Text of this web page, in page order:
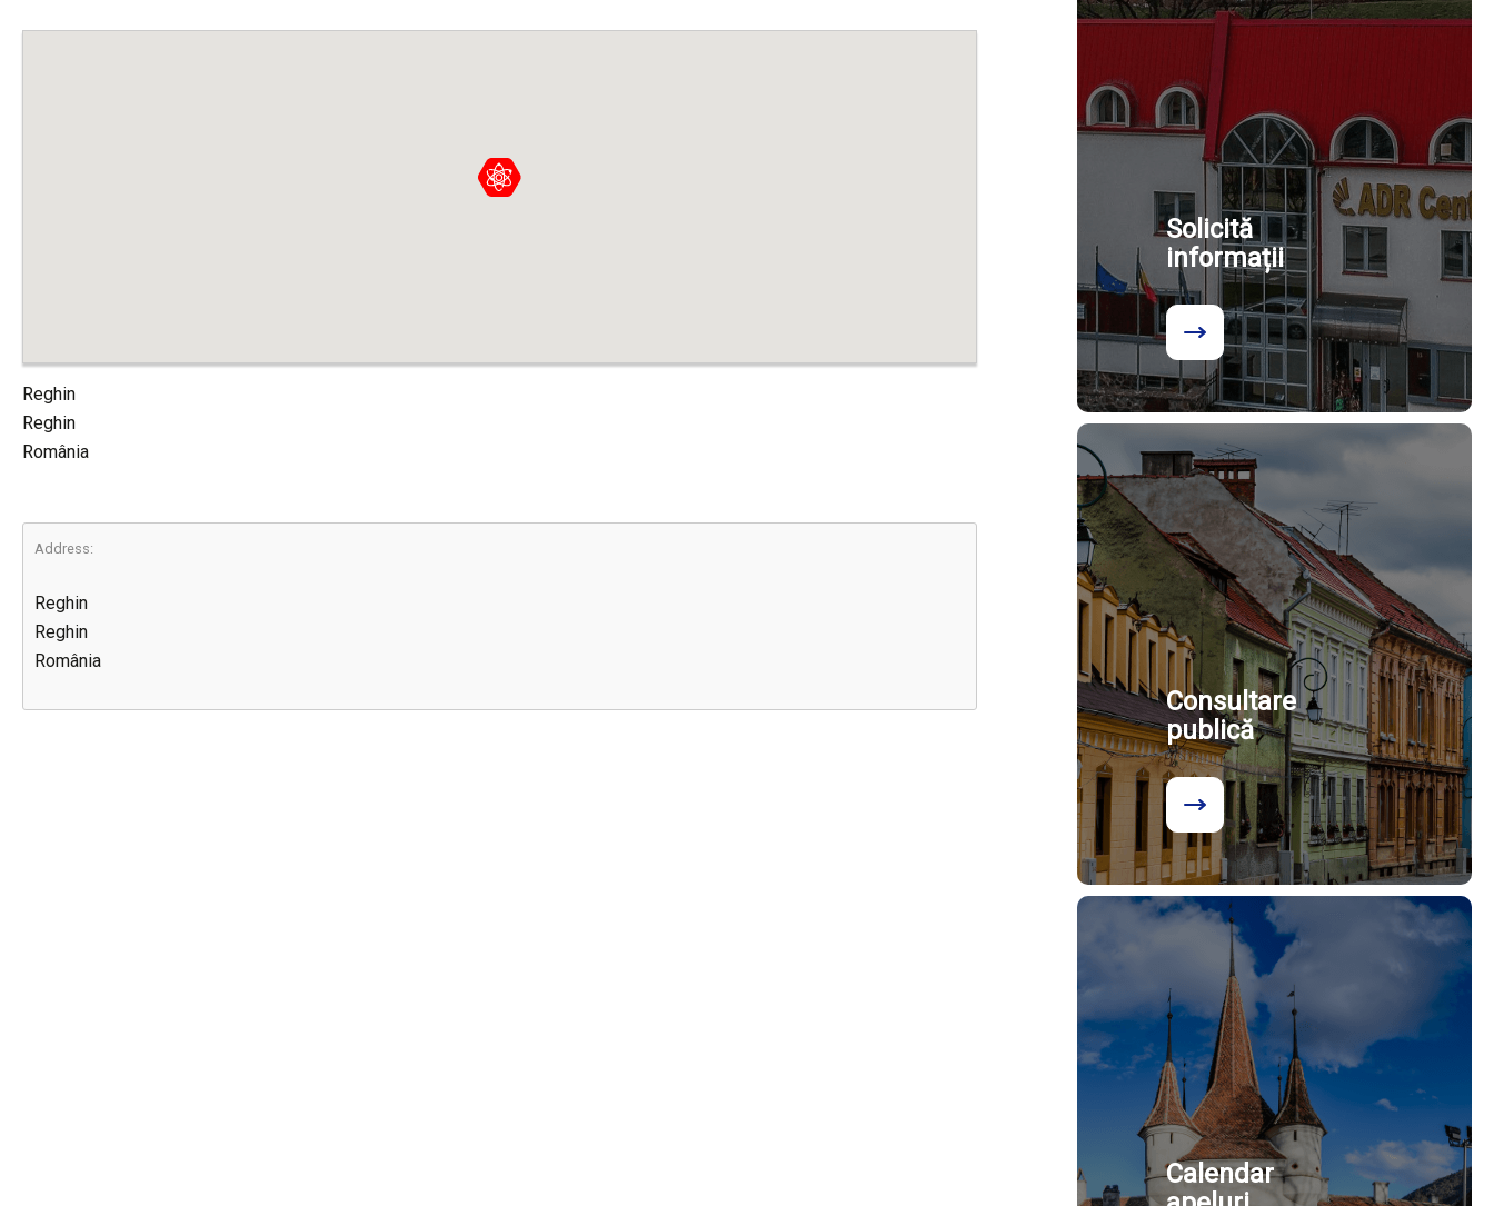
Reghin
Reghin
România
Address:
Reghin
Reghin
România
Solicită
informații
Consultare
publică
Calendar